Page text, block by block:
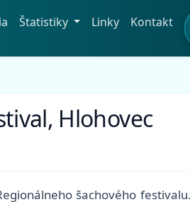
Štatistiky Linky Kontakt
Hlohovec
šachového